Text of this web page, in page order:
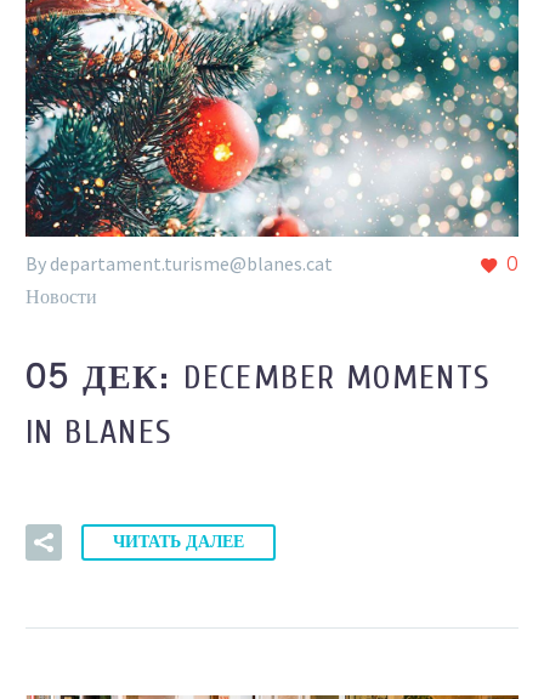
0
By departament.turisme@blanes.cat
Новости
05 ДЕК: DECEMBER MOMENTS
IN BLANES
ЧИТАТЬ ДАЛЕЕ